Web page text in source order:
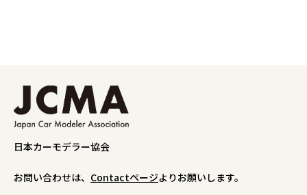
日本カーモデラー協会
お問い合わせは、 Contactページよりお願いします。